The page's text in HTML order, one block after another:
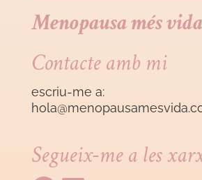
Menopausa més vida
Contacte amb mi
escriu-me a:
hola@menopausamesvida
Segueix-me a les